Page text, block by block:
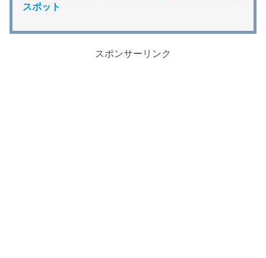
スポット
スポンサーリンク